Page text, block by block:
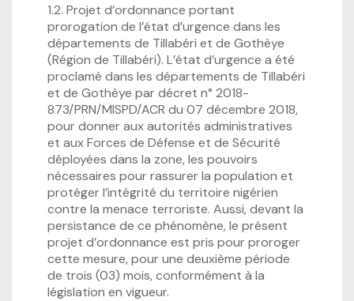
1.2. Projet d’ordonnance portant
prorogation de l’état d’urgence dans les
départements de Tillabéri et de Gothèye
(Région de Tillabéri). L’état d’urgence a été
proclamé dans les départements de Tillabéri
et de Gothèye par décret n° 2018-
873/PRN/MISPD/ACR du 07 décembre 2018,
pour donner aux autorités administratives
et aux Forces de Défense et de Sécurité
déployées dans la zone, les pouvoirs
nécessaires pour rassurer la population et
protéger l’intégrité du territoire nigérien
contre la menace terroriste. Aussi, devant la
persistance de ce phénomène, le présent
projet d’ordonnance est pris pour proroger
cette mesure, pour une deuxième période
de trois (03) mois, conformément à la
législation en vigueur.